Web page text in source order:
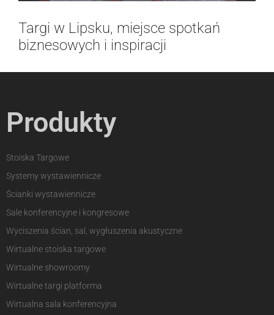
Targi w Lipsku, miejsce spotkań
biznesowych i inspiracji
Produkty
Stoiska Targowe
Systemy wystawiennicze
Ścianki wystawiennicze
Sale konferencyjne i kongresowe
Wyciszenia ścian, sal, wygłuszenia akustyczne
Wirtualne stoiska targowe
Wirtualne showroomy
Wirtualne targi platforma
Wirtualna sala konferencyjna